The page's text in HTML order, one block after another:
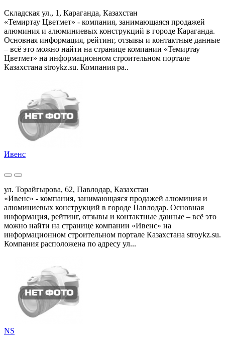
Складская ул., 1, Караганда, Казахстан
«Темиртау Цветмет» - компания, занимающаяся продажей
алюминия и алюминиевых конструкций в городе Караганда.
Основная информация, рейтинг, отзывы и контактные данные
– всё это можно найти на странице компании «Темиртау
Цветмет» на информационном строительном портале
Казахстана stroykz.su. Компания ра..
Ивенс
ул. Торайгырова, 62, Павлодар, Казахстан
«Ивенс» - компания, занимающаяся продажей алюминия и
алюминиевых конструкций в городе Павлодар. Основная
информация, рейтинг, отзывы и контактные данные – всё это
можно найти на странице компании «Ивенс» на
информационном строительном портале Казахстана stroykz.su.
Компания расположена по адресу ул...
NS